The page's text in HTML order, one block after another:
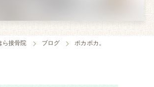
ら接骨院 ブログ ポカポカ。